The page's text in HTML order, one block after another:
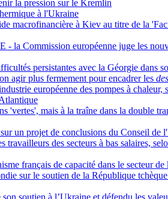
la pression sur le Kremlin
à l'Ukraine
macrofinancière à Kiev au titre de la
la Commission européenne juge les
persistantes avec la Géorgie dans
agir plus fermement pour encadrer les
européenne des pompes à chaleur,
'vertes', mais à la traîne dans la double
un projet de conclusions du Conseil de
des secteurs à bas salaires,
français de capacité dans le secteur
sur le soutien de la République